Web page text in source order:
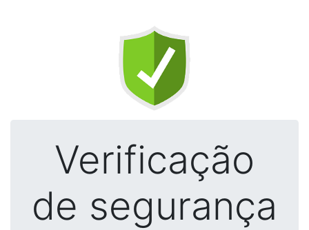
Verificação
de segurança